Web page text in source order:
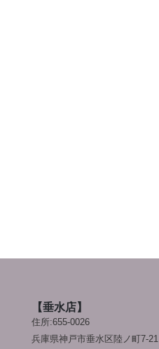
【垂水店】
住所:655-0026
兵庫県神戸市垂水区陸ノ町7-21